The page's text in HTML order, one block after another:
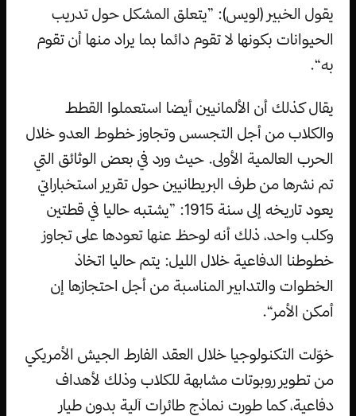
يقول الخبير (لويس): ”يتعلق المشكل حول تدريب
الحيوانات بكونها لا تقوم دائما بما يراد منها أن تقوم
به“.
يقال كذلك أن الألمانيين أيضا استعملوا القطط
والكلاب من أجل التجسس وتجاوز خطوط العدو خلال
الحرب العالمية الأولى. حيث ورد في بعض الوثائق التي
تم نشرها من طرف البريطانيين حول تقرير استخباراتي
يعود تاريخه إلى سنة 1915: ”يشتبه حاليا في قطتين
وكلب واحد، ذلك أنه لوحظ عنها تعودها على تجاوز
خطوطنا الدفاعية خلال الليل: يتم حاليا اتخاذ
الخطوات والتدابير المناسبة من أجل احتجازها إن
أمكن الأمر“.
خوّلت التكنولوجيا خلال العقد الفارط الجيش الأمريكي
من تطوير روبوتات مشابهة للكلاب وذلك لأهداف
دفاعية، كما طورت نماذج طائرات آلية بدون طيار